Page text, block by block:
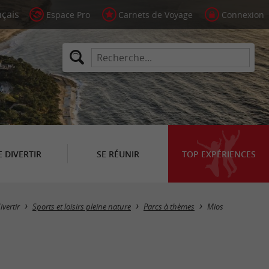
Espace Pro Carnets de Voyage Connexion
DIVERTIR SE RÉUNIR TOP EXPÉRIENCES
Masquer la carte
Sports et loisirs pleine nature Parcs à thèmes Mios